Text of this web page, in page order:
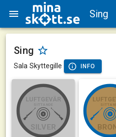
Sing
Sing
Sala Skyttegille INFO
LUFTGEVÄR
SITTANDE
SILVER